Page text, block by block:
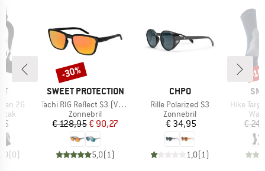
26
(0)
MERK
SWEET PROTECTION
Artikel
Tachi RIG Reflect S3 (VLT 12%)
Productgroep
Zonnebril
Prijs
€ 128,95Verlaagde prijs
€ 90,27
5,0(1)
Korting
-30%
MERK
CHPO
Artikel
Rille Polarized S3
Productgroep
Zonnebril
Prijs
€ 34,95
1,0(1)
Artikel
Hike Targeted
€
-